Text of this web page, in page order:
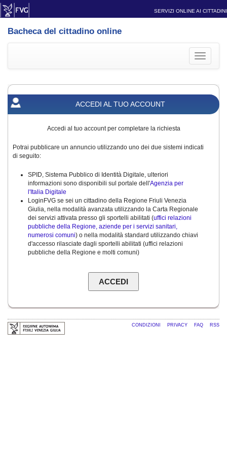
SERVIZI ONLINE AI CITTADINI
Bacheca del cittadino online
Toggle
ACCEDI AL TUO ACCOUNT
Accedi al tuo account per completare la richiesta
Potrai pubblicare un annuncio utilizzando uno dei due sistemi indicati
di seguito:
SPID, Sistema Pubblico di Identità Digitale, ulteriori
informazioni sono disponibili sul portale dell'Agenzia per
l'Italia Digitale
LoginFVG se sei un cittadino della Regione Friuli Venezia
Giulia, nella modalità avanzata utilizzando la Carta Regionale
dei servizi attivata presso gli sportelli abilitati (uffici relazioni
pubbliche della Regione, aziende per i servizi sanitari,
numerosi comuni) o nella modalità standard utilizzando chiavi
d'accesso rilasciate dagli sportelli abilitati (uffici relazioni
pubbliche della Regione e molti comuni)
CONDIZIONI PRIVACY FAQ RSS